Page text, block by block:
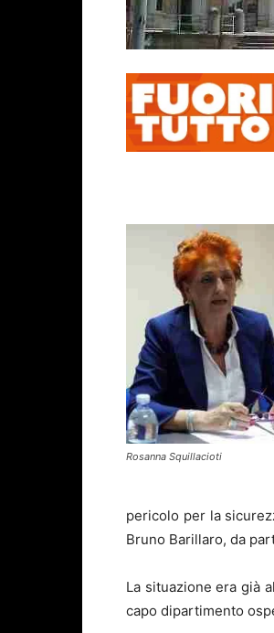
Rosanna Squillacioti
pericolo per la
Bruno Barillaro, da
La situazione era già
capo dipartimento